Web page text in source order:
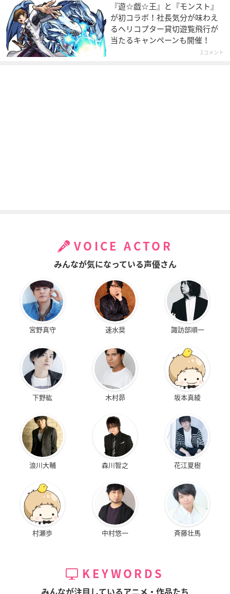
『遊☆戯☆王』と『モンスト』
が初コラボ！社長気分が味わえ
るヘリコプター貸切遊覧飛行が
当たるキャンペーンも開催！
2コメント
VOICE ACTOR
みんなが気になっている声優さん
宮野真守 速水奨 諏訪部順一
下野紘 木村昴 坂本真綾
浪川大輔 森川智之 花江夏樹
村瀬歩 中村悠一 斉藤壮馬
KEYWORDS
みんなが注目しているアニメ・作品たち